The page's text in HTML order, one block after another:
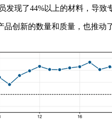
了44%以上的材料，导致
新的数量和质量，也推动